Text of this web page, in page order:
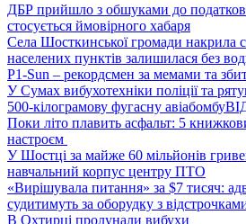
ДБР прийшло з обшуками до
стосується ймовірного хабаря
Села Шосткинської громади накрила
населених пунктів залишилася без
P1-Sun – рекордсмен за мемами та
У Сумах вибухотехніки поліції та
500-кілограмову фугасну авіабомбу
Поки літо плавить асфальт: 5
настроєм
У Шостці за майже 60 мільйонів
навчальний корпус центру ПТО
«Вирішувала питання» за $7 тисяч:
судитимуть за оборудку з
В Охтирці пролунали вибухи